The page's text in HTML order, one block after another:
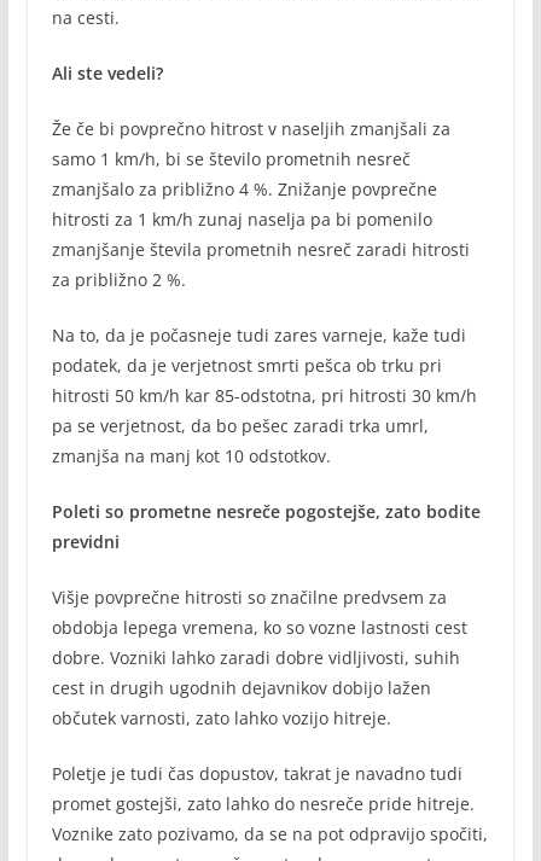
na cesti.
Ali ste vedeli?
Že če bi povprečno hitrost v naseljih zmanjšali za
samo 1 km/h, bi se število prometnih nesreč
zmanjšalo za približno 4 %. Znižanje povprečne
hitrosti za 1 km/h zunaj naselja pa bi pomenilo
zmanjšanje števila prometnih nesreč zaradi hitrosti
za približno 2 %.
Na to, da je počasneje tudi zares varneje, kaže tudi
podatek, da je verjetnost smrti pešca ob trku pri
hitrosti 50 km/h kar 85-odstotna, pri hitrosti 30 km/h
pa se verjetnost, da bo pešec zaradi trka umrl,
zmanjša na manj kot 10 odstotkov.
Poleti so prometne nesreče pogostejše, zato bodite
previdni
Višje povprečne hitrosti so značilne predvsem za
obdobja lepega vremena, ko so vozne lastnosti cest
dobre. Vozniki lahko zaradi dobre vidljivosti, suhih
cest in drugih ugodnih dejavnikov dobijo lažen
občutek varnosti, zato lahko vozijo hitreje.
Poletje je tudi čas dopustov, takrat je navadno tudi
promet gostejši, zato lahko do nesreče pride hitreje.
Voznike zato pozivamo, da se na pot odpravijo spočiti,